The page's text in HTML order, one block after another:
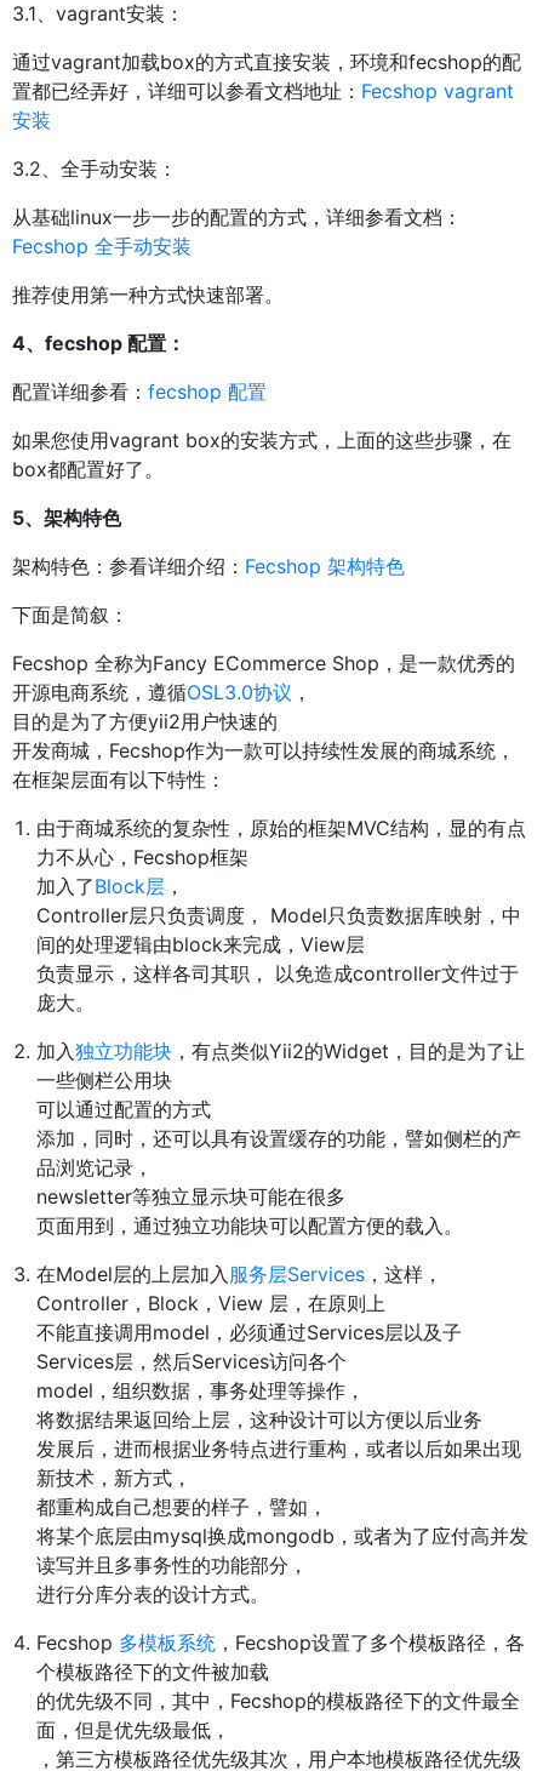
3.1、vagrant安装：
通过vagrant加载box的方式直接安装，环境和fecshop的配
置都已经弄好，详细可以参看文档地址： Fecshop vagrant
安装
3.2、全手动安装：
从基础linux一步一步的配置的方式，详细参看文档：
Fecshop 全手动安装
推荐使用第一种方式快速部署。
4、fecshop 配置：
配置详细参看： fecshop 配置
如果您使用vagrant box的安装方式，上面的这些步骤，在
box都配置好了。
5、架构特色
架构特色：参看详细介绍： Fecshop 架构特色
下面是简叙：
Fecshop 全称为Fancy ECommerce Shop，是一款优秀的
开源电商系统，遵循OSL3.0协议 ，
目的是为了方便yii2用户快速的
开发商城，Fecshop作为一款可以持续性发展的商城系统，
在框架层面有以下特性：
由于商城系统的复杂性，原始的框架MVC结构，显的有点
力不从心，Fecshop框架
加入了Block层 ，
Controller层只负责调度， Model只负责数据库映射，中
间的处理逻辑由block来完成，View层
负责显示，这样各司其职， 以免造成controller文件过于
庞大。
加入独立功能块 ，有点类似Yii2的Widget，目的是为了让
一些侧栏公用块
可以通过配置的方式
添加，同时，还可以具有设置缓存的功能，譬如侧栏的产
品浏览记录，
newsletter等独立显示块可能在很多
页面用到，通过独立功能块可以配置方便的载入。
在Model层的上层加入服务层Services ，这样，
Controller，Block，View 层，在原则上
不能直接调用model，必须通过Services层以及子
Services层，然后Services访问各个
model，组织数据，事务处理等操作，
将数据结果返回给上层，这种设计可以方便以后业务
发展后，进而根据业务特点进行重构，或者以后如果出现
新技术，新方式，
都重构成自己想要的样子，譬如，
将某个底层由mysql换成mongodb，或者为了应付高并发
读写并且多事务性的功能部分，
进行分库分表的设计方式。
Fecshop 多模板系统 ，Fecshop设置了多个模板路径，各
个模板路径下的文件被加载
的优先级不同，其中，Fecshop的模板路径下的文件最全
面，但是优先级最低，
，第三方模板路径优先级其次，用户本地模板路径优先级